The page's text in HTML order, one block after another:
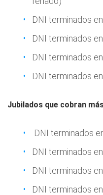
DNI terminados
DNI terminados
DNI terminados
DNI terminados
Jubilados que cobran
DNI terminados
DNI terminados
DNI terminados
DNI terminados